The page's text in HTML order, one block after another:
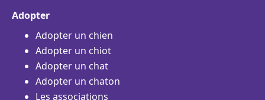
Adopter
Adopter un chien
Adopter un chiot
Adopter un chat
Adopter un chaton
Les associations